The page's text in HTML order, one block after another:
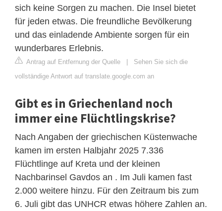
sich keine Sorgen zu machen. Die Insel bietet
für jeden etwas. Die freundliche Bevölkerung
und das einladende Ambiente sorgen für ein
wunderbares Erlebnis.
Antrag auf Entfernung der Quelle | Sehen Sie sich die
vollständige Antwort auf translate.google.com an
Gibt es in Griechenland noch
immer eine Flüchtlingskrise?
Nach Angaben der griechischen Küstenwache
kamen im ersten Halbjahr 2025 7.336
Flüchtlinge auf Kreta und der kleinen
Nachbarinsel Gavdos an . Im Juli kamen fast
2.000 weitere hinzu. Für den Zeitraum bis zum
6. Juli gibt das UNHCR etwas höhere Zahlen an.